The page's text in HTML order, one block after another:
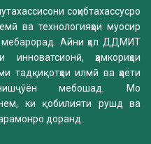
соҳибтахассусро
ва технологияҳои муосир
мебарорад. Айни ҳол ДДМИТ
ҳамкориҳои
тадқиқотҳои илмӣ ва ҳаёти
мебошад. Мо
ки қобилияти рушд ва
доранд.